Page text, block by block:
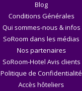
Blog
Conditions Générales
Qui sommes-nous & infos
SoRoom dans les médias
Nos partenaires
SoRoom-Hotel Avis clients
Politique de Confidentialité
Accès hôteliers